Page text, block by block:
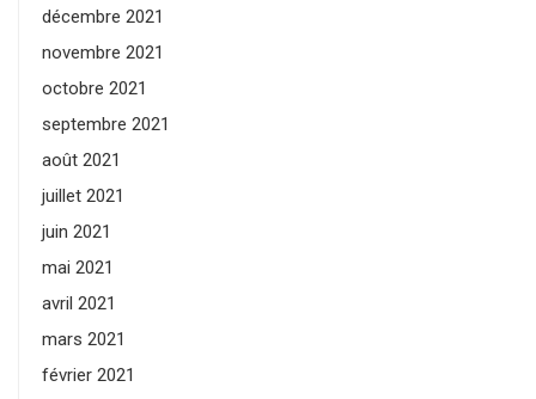
décembre 2021
novembre 2021
octobre 2021
septembre 2021
août 2021
juillet 2021
juin 2021
mai 2021
avril 2021
mars 2021
février 2021